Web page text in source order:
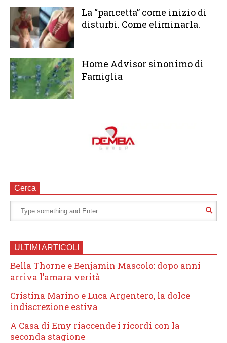
La “pancetta” come inizio di
disturbi. Come eliminarla.
Home Advisor sinonimo di
Famiglia
Cerca
ULTIMI ARTICOLI
Bella Thorne e Benjamin Mascolo: dopo anni
arriva l’amara verità
Cristina Marino e Luca Argentero, la dolce
indiscrezione estiva
A Casa di Emy riaccende i ricordi con la
seconda stagione